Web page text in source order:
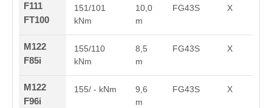
F111
FT100
151/101
kNm
10,0
m
FG43S X
M122
F85i
155/110
kNm
8,5
m
FG43S X
M122
F96i
155/ - kNm
9,6
m
FG43S X